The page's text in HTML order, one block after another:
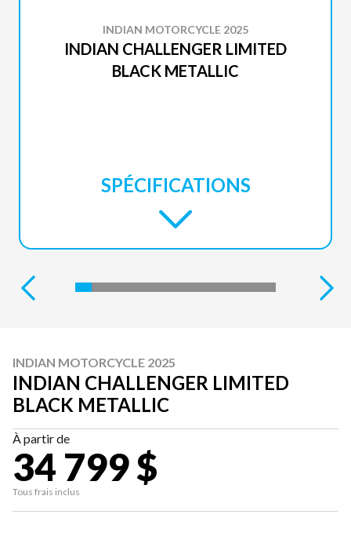
INDIAN MOTORCYCLE 2025
INDIAN CHALLENGER LIMITED
BLACK METALLIC
SPÉCIFICATIONS
INDIAN MOTORCYCLE 2025
INDIAN CHALLENGER LIMITED
BLACK METALLIC
À partir de
34 799 $
Tous frais inclus